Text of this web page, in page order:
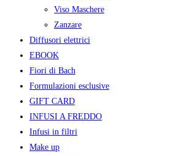
Viso Maschere
Zanzare
Diffusori elettrici
EBOOK
Fiori di Bach
Formulazioni esclusive
GIFT CARD
INFUSI A FREDDO
Infusi in filtri
Make up